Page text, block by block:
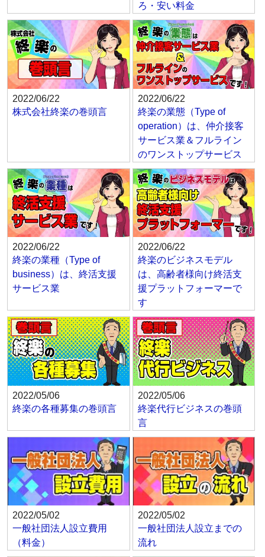
ろ・安い料金
2022/06/22
株式会社終楽の巻頭言
2022/06/22
終楽の業態（Type of
operation）は、仲介接客
サービス業＆フルライン
のワンストップサービス
2022/06/22
終楽の業種（Type of
business）は、終活支援
サービス業
2022/06/22
終楽のビジネスモデル
は、高齢者様向け終活支
援プラットフォーマーで
す
2022/05/06
終楽の各種募集の巻頭言
2022/05/06
終楽代行ビジネスの巻頭
言
2022/05/02
一般社団法人設立費用
（料金）
2022/05/02
一般社団法人設立までの
流れ